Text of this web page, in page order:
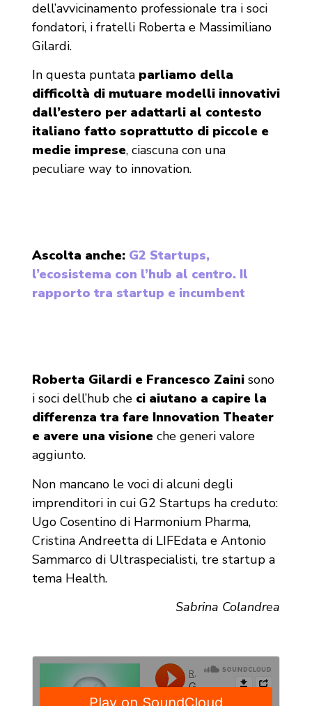
dell’avvicinamento professionale tra i soci
fondatori, i fratelli Roberta e Massimiliano
Gilardi.
In questa puntata parliamo della
difficoltà di mutuare modelli innovativi
dall’estero per adattarli al contesto
italiano fatto soprattutto di piccole e
medie imprese, ciascuna con una
peculiare way to innovation.
Ascolta anche: G2 Startups,
l’ecosistema con l’hub al centro. Il
rapporto tra startup e incumbent
Roberta Gilardi e Francesco Zainisono
i soci dell’hub che ci aiutano a capire la
differenza tra fare Innovation Theater
e avere una visioneche generi valore
aggiunto.
Non mancano le voci di alcuni degli
imprenditori in cui G2 Startups ha creduto:
Ugo Cosentino di Harmonium Pharma,
Cristina Andreetta di LIFEdata e Antonio
Sammarco di Ultraspecialisti, tre startup a
tema Health.
Sabrina Colandrea